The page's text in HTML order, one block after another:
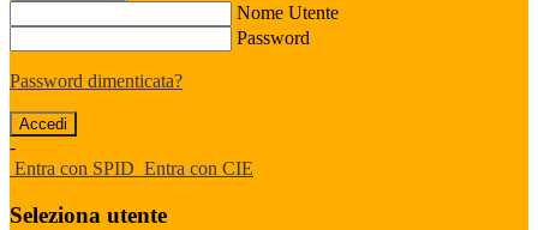
Nome Utente
Password
Password dimenticata?
-
Entra con SPID Entra con CIE
Seleziona utente